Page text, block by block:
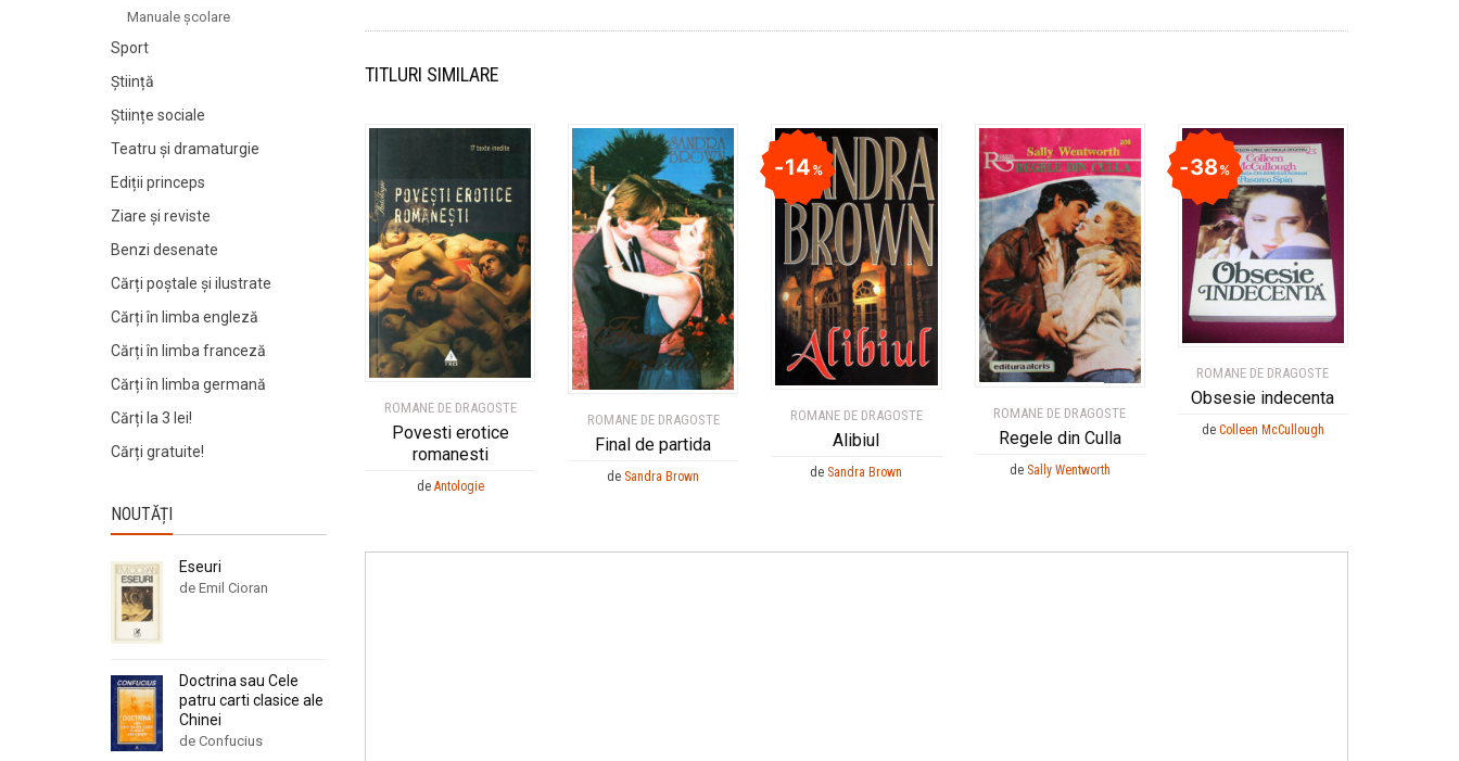
TITLURI SIMILARE
ROMANE DE DRAGOSTE
Povesti erotice
romanesti
de Antologie
ROMANE DE DRAGOSTE
Final de partida
de Sandra Brown
ROMANE DE DRAGOSTE
Alibiul
14%
de Sandra Brown
ROMANE DE DRAGOSTE
Regele din Culla
de Sally Wentworth
ROMANE DE DRAGOSTE
Obsesie indecenta
38%
de Colleen McCullough
Manuale şcolare
Sport
Știință
Științe sociale
Teatru și dramaturgie
Ediții princeps
Ziare şi reviste
Benzi desenate
Cărți poștale și ilustrate
Cărți în limba engleză
Cărți în limba franceză
Cărți în limba germană
Cărți la 3 lei!
Cărți gratuite!
NOUTĂȚI
Eseuri
de Emil Cioran
Doctrina sau Cele
patru carti clasice ale
Chinei
de Confucius